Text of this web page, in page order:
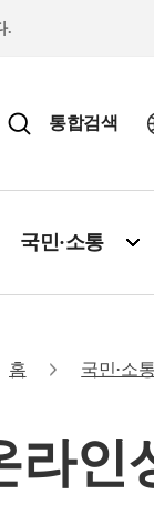
.
통합검색
국민·소통
홈 국민·소통
라인